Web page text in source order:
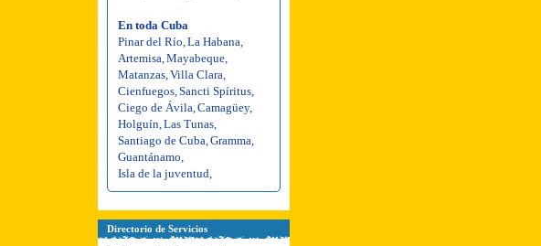
En toda Cuba
Pinar del Río La Habana
Artemisa Mayabeque
Matanzas Villa Clara
Cienfuegos Sancti Spíritus
Ciego de Ávila Camagüey,
Holguín Las Tunas
Santiago de Cuba Gramma
Guantánamo
Isla de la juventud
Directorio de Servicios